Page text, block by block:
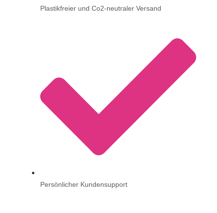
Plastikfreier und Co2-neutraler Versand
Persönlicher Kundensupport